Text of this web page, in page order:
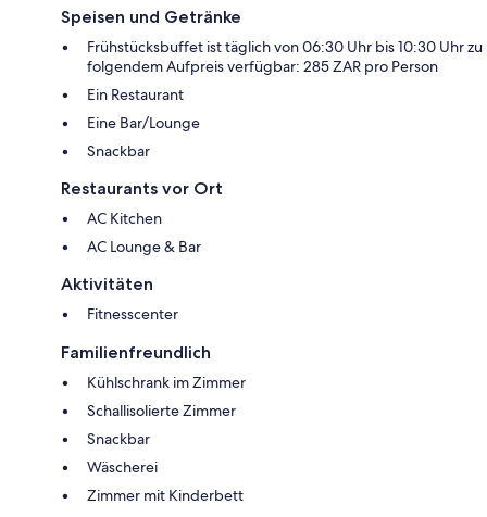
Speisen und Getränke
Frühstücksbuffet ist täglich von 06:30 Uhr bis 10:30 Uhr zu
folgendem Aufpreis verfügbar: 285 ZAR pro Person
Ein Restaurant
Eine Bar/Lounge
Snackbar
Restaurants vor Ort
AC Kitchen
AC Lounge & Bar
Aktivitäten
Fitnesscenter
Familienfreundlich
Kühlschrank im Zimmer
Schallisolierte Zimmer
Snackbar
Wäscherei
Zimmer mit Kinderbett